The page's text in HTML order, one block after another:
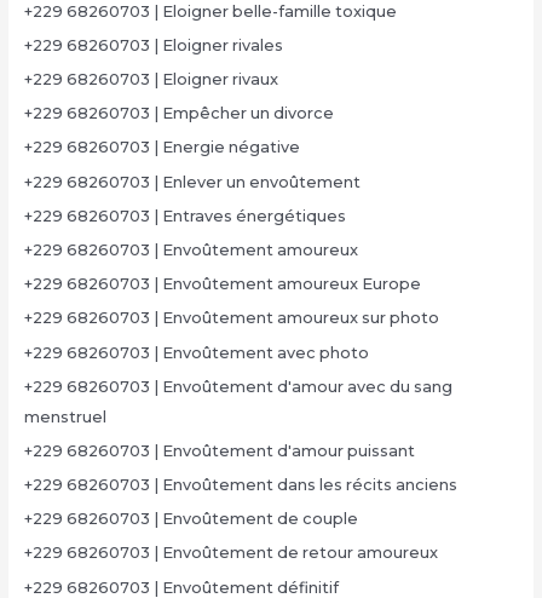
+229 68260703 | Eloigner belle-famille toxique
+229 68260703 | Eloigner rivales
+229 68260703 | Eloigner rivaux
+229 68260703 | Empêcher un divorce
+229 68260703 | Energie négative
+229 68260703 | Enlever un envoûtement
+229 68260703 | Entraves énergétiques
+229 68260703 | Envoûtement amoureux
+229 68260703 | Envoûtement amoureux Europe
+229 68260703 | Envoûtement amoureux sur photo
+229 68260703 | Envoûtement avec photo
+229 68260703 | Envoûtement d'amour avec du sang
menstruel
+229 68260703 | Envoûtement d'amour puissant
+229 68260703 | Envoûtement dans les récits anciens
+229 68260703 | Envoûtement de couple
+229 68260703 | Envoûtement de retour amoureux
+229 68260703 | Envoûtement définitif